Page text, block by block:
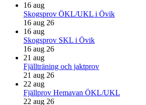
16 aug
Skogsprov ÖKL/UKL i Övik
16 aug 26
16 aug
Skogsprov SKL i Övik
16 aug 26
21 aug
Fjällträning och jaktprov
21 aug 26
22 aug
Fjällprov Hemavan ÖKL/UKL
22 aug 26